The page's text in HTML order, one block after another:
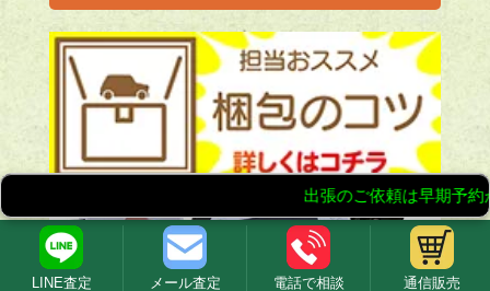
LINE査定 メール査定 電話で相談 通信販売